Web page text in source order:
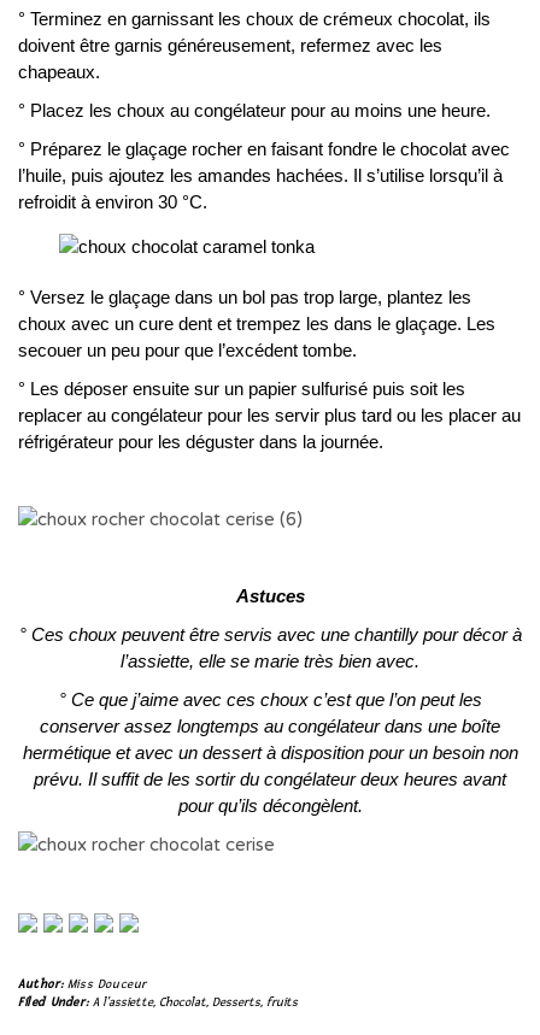
° Terminez en garnissant les choux de crémeux chocolat, ils
doivent être garnis généreusement, refermez avec les
chapeaux.
° Placez les choux au congélateur pour au moins une heure.
° Préparez le glaçage rocher en faisant fondre le chocolat avec
l’huile, puis ajoutez les amandes hachées. Il s’utilise lorsqu’il à
refroidit à environ 30 °C.
° Versez le glaçage dans un bol pas trop large, plantez les
choux avec un cure dent et trempez les dans le glaçage. Les
secouer un peu pour que l’excédent tombe.
° Les déposer ensuite sur un papier sulfurisé puis soit les
replacer au congélateur pour les servir plus tard ou les placer au
réfrigérateur pour les déguster dans la journée.
Astuces
° Ces choux peuvent être servis avec une chantilly pour décor à
l’assiette, elle se marie très bien avec.
° Ce que j’aime avec ces choux c’est que l’on peut les
conserver assez longtemps au congélateur dans une boîte
hermétique et avec un dessert à disposition pour un besoin non
prévu. Il suffit de les sortir du congélateur deux heures avant
pour qu’ils décongèlent.
Author: Miss Douceur
Filed Under: A l'assiette, Chocolat, Desserts, fruits